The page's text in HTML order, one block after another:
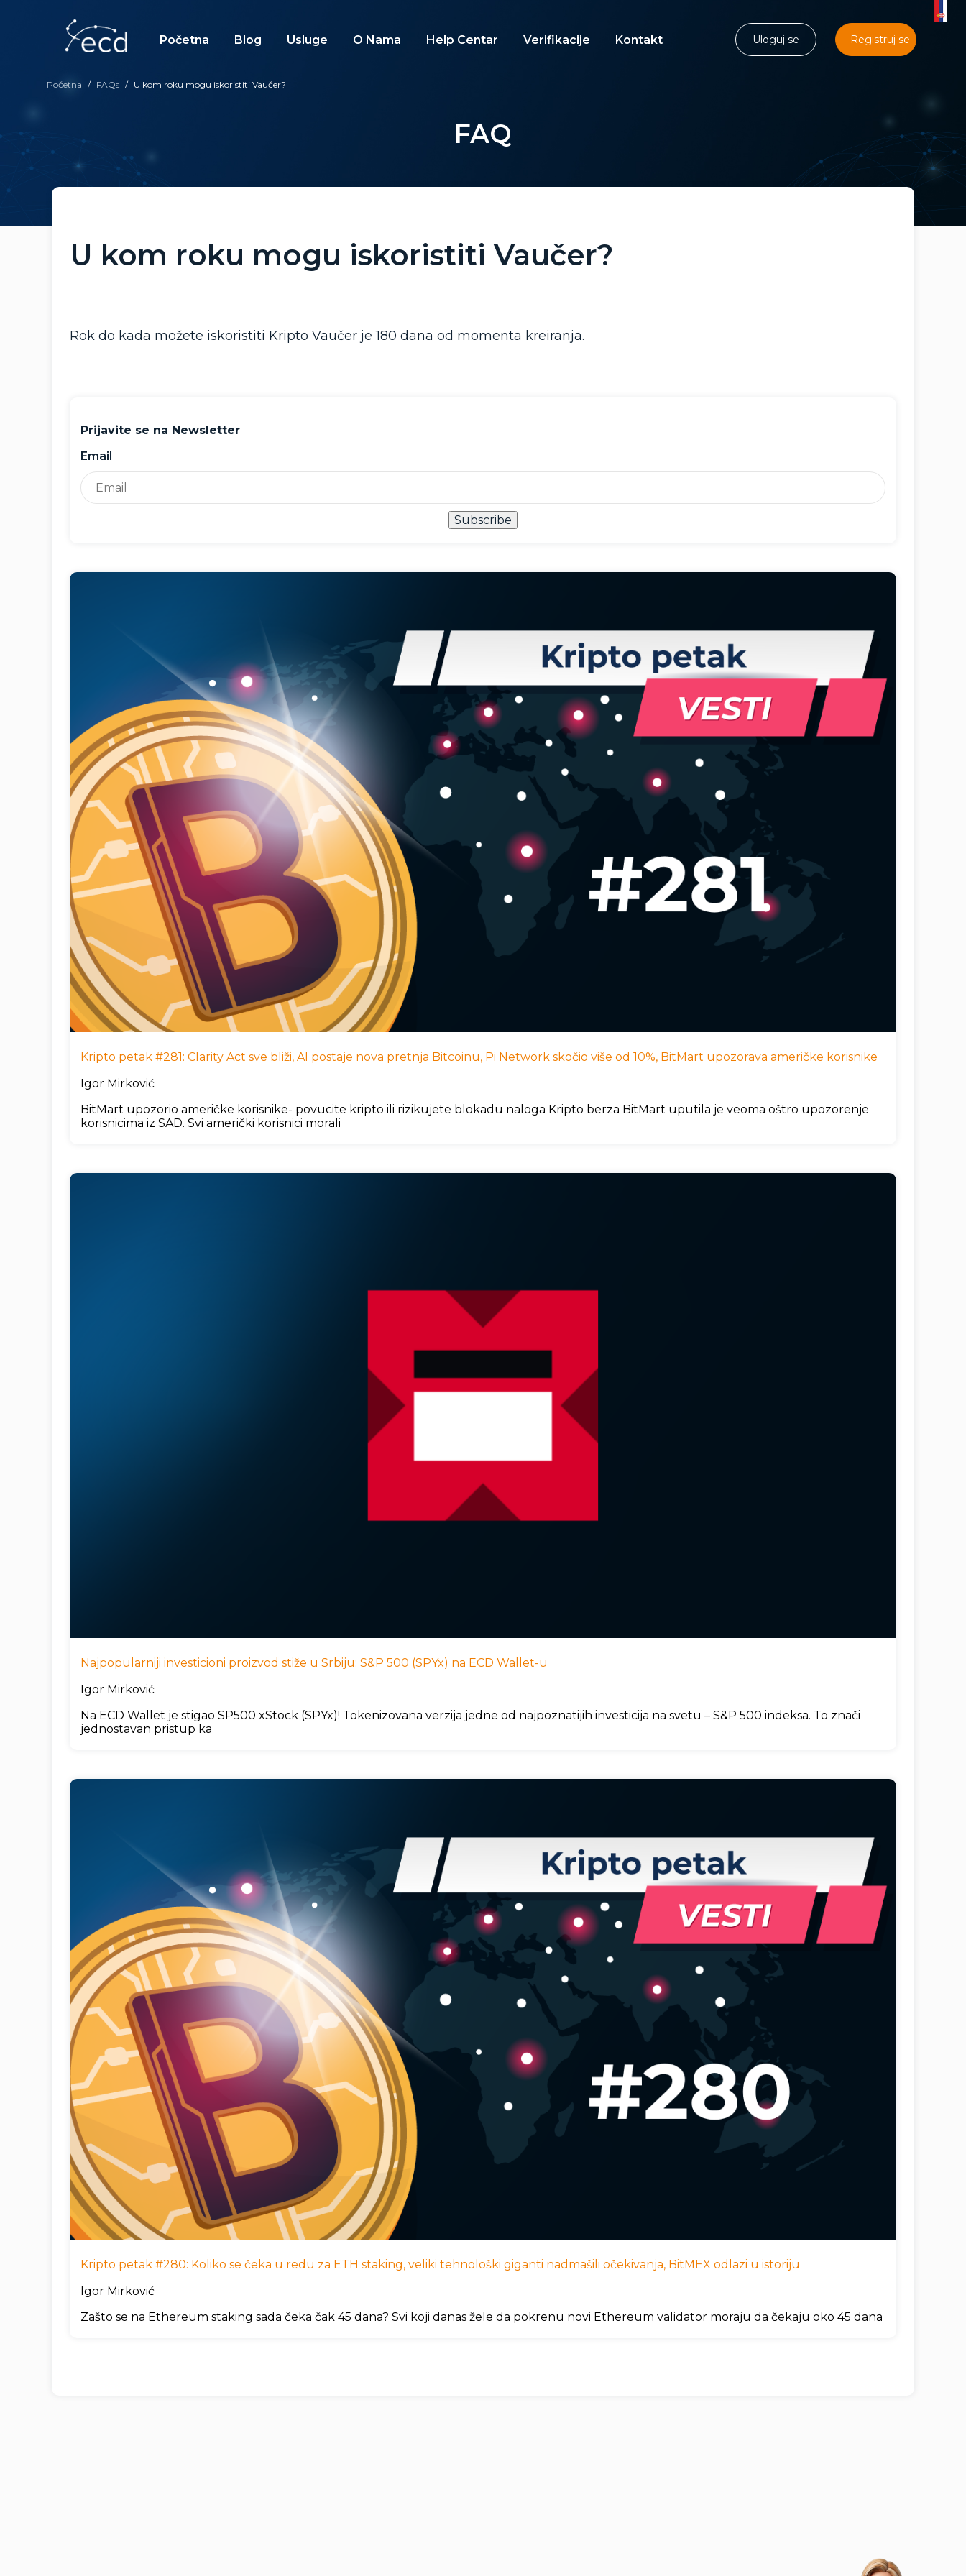
Početna Blog Usluge O Nama Help Centar Verifikacije Kontakt Uloguj se Registruj se
Početna / FAQs / U kom roku mogu iskoristiti Vaučer?
FAQ
U kom roku mogu iskoristiti Vaučer?
Rok do kada možete iskoristiti Kripto Vaučer je 180 dana od momenta kreiranja.
Prijavite se na Newsletter
Email
Subscribe
Kripto petak #281: Clarity Act sve bliži, AI postaje nova pretnja Bitcoinu, Pi Network skočio više od 10%, BitMart upozorava američke korisnike
Igor Mirković
BitMart upozorio američke korisnike- povucite kripto ili rizikujete blokadu naloga Kripto berza BitMart uputila je veoma oštro upozorenje
korisnicima iz SAD. Svi američki korisnici morali
Najpopularniji investicioni proizvod stiže u Srbiju: S&P 500 (SPYx) na ECD Wallet-u
Igor Mirković
Na ECD Wallet je stigao SP500 xStock (SPYx)! Tokenizovana verzija jedne od najpoznatijih investicija na svetu – S&P 500 indeksa. To znači
jednostavan pristup ka
Kripto petak #280: Koliko se čeka u redu za ETH staking, veliki tehnološki giganti nadmašili očekivanja, BitMEX odlazi u istoriju
Igor Mirković
Zašto se na Ethereum staking sada čeka čak 45 dana? Svi koji danas žele da pokrenu novi Ethereum validator moraju da čekaju oko 45 dana